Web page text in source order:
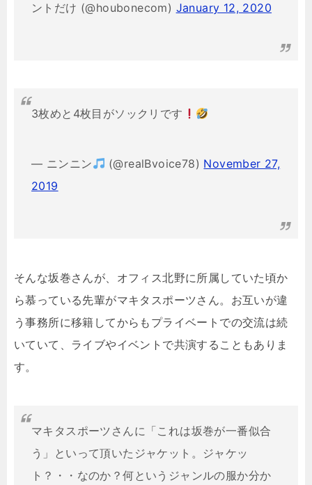
ントだけ (@houbonecom) January 12, 2020
3枚めと4枚目がソックリです
— ニンニン (@realBvoice78) November 27,
2019
そんな坂巻さんが、オフィス北野に所属していた頃か
ら慕っている先輩がマキタスポーツさん。お互いが違
う事務所に移籍してからもプライベートでの交流は続
いていて、ライブやイベントで共演することもありま
す。
マキタスポーツさんに「これは坂巻が一番似合
う」といって頂いたジャケット。ジャケッ
ト？・・なのか？何というジャンルの服か分か